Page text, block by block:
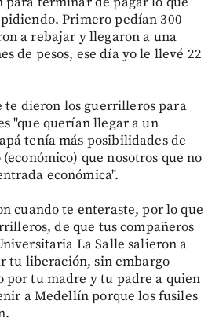
Primero pedían 300
a rebajar y llegaron a una
de pesos, ese día yo le llevé 22
te dieron los guerrilleros para
"que querían llegar a un
tenía más posibilidades de
que nosotros que no
económica".
cuando te enteraste, por lo que
de que tus compañeros
La Salle salieron a
tu liberación, sin embargo
por tu madre y tu padre a quien
a Medellín porque los fusiles